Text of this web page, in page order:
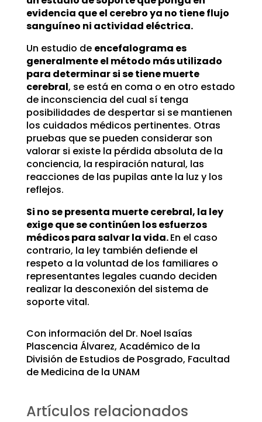
evidencia que el cerebro ya no tiene flujo
sanguíneo ni actividad eléctrica.
Un estudio de encefalograma es
generalmente el método más utilizado
para determinar si se tiene muerte
cerebral, se está en coma o en otro estado
de inconsciencia del cual sí tenga
posibilidades de despertar si se mantienen
los cuidados médicos pertinentes. Otras
pruebas que se pueden considerar son
valorar si existe la pérdida absoluta de la
conciencia, la respiración natural, las
reacciones de las pupilas ante la luz y los
reflejos.
Si no se presenta muerte cerebral, la ley
exige que se continúen los esfuerzos
médicos para salvar la vida.En el caso
contrario, la ley también defiende el
respeto a la voluntad de los familiares o
representantes legales cuando deciden
realizar la desconexión del sistema de
soporte vital.
Con información del Dr. Noel Isaías
Plascencia Álvarez, Académico de la
División de Estudios de Posgrado, Facultad
de Medicina de la UNAM
Artículos relacionados